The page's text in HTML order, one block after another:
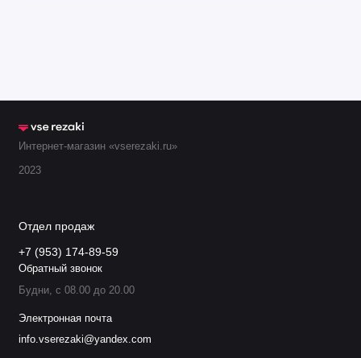
Интернет-магазин «vserezaki.ru»
2023
Отдел продаж
+7 (953) 174-89-59
Обратный звонок
Будни, с 08.00 до 20.00
Электронная почта
info.vserezaki@yandex.com